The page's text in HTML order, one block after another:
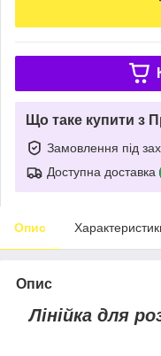
Що таке купити з
Замовлення під
Доступна доставка
Опис
Опис
Лінійка для